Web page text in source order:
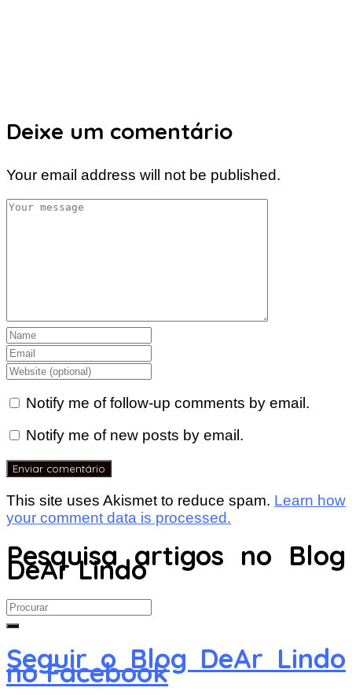
Deixe um comentário
Your email address will not be published.
Notify me of follow-up comments by email.
Notify me of new posts by email.
This site uses Akismet to reduce spam. Learn how
your comment data is processed.
Pesquisa artigos no Blog
DeAr Lindo
Search
for:
Seguir o Blog DeAr Lindo
no Facebook